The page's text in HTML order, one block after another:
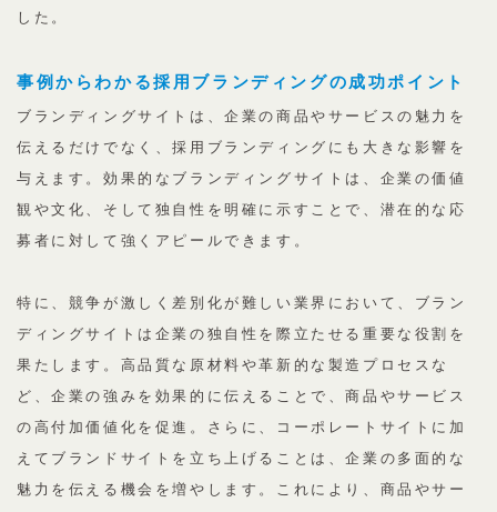
した。
事例からわかる採用ブランディングの成功ポイント
ブランディングサイトは、企業の商品やサービスの魅力を
伝えるだけでなく、採用ブランディングにも大きな影響を
与えます。効果的なブランディングサイトは、企業の価値
観や文化、そして独自性を明確に示すことで、潜在的な応
募者に対して強くアピールできます。
特に、競争が激しく差別化が難しい業界において、ブラン
ディングサイトは企業の独自性を際立たせる重要な役割を
果たします。高品質な原材料や革新的な製造プロセスな
ど、企業の強みを効果的に伝えることで、商品やサービス
の高付加価値化を促進。さらに、コーポレートサイトに加
えてブランドサイトを立ち上げることは、企業の多面的な
魅力を伝える機会を増やします。これにより、商品やサー